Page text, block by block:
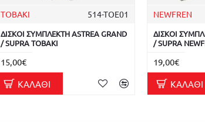
TOBAKI 514-TOE01
ΔΙΣΚΟΙ ΣΥΜΠΛΕΚΤΗ ASTREA GRAND
/ SUPRA TOBAKI
15,00€
ΚΑΛΆΘΙ
NEWFREN
ΔΙΣΚΟΙ
/ SUPRA
19,00€
ΚΑΛΆΘΙ